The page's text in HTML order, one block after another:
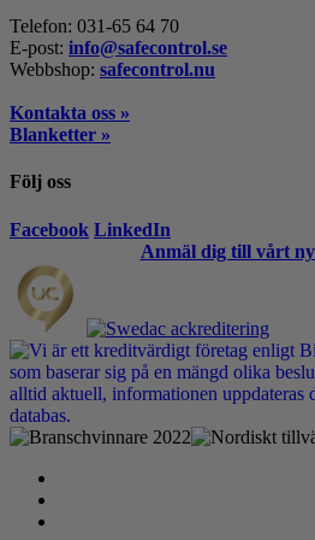
Telefon: 031-65 64 70
E-post: info@safecontrol.se
Webbshop: safecontrol.nu
Kontakta oss »
Blanketter »
Följ oss
Facebook LinkedIn
Anmäl dig till vårt